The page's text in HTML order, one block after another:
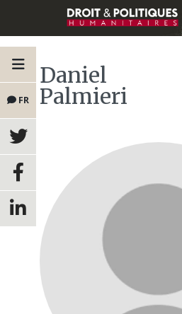
FR
Daniel
Palmieri